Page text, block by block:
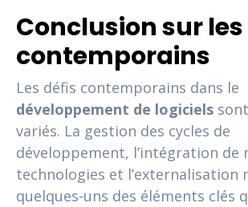
Conclusion sur
contemporains
Les défis contemporains dans le
développement de logiciels
variés. La gestion des cycles de
développement, l’intégration de
technologies et l’externalisation
quelques-uns des éléments clés